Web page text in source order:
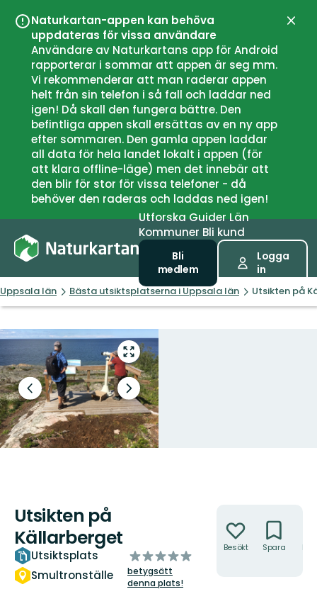
Naturkartan-appen kan behöva
uppdateras för vissa användare
Användare av Naturkartans app för Android
rapporterar i sommar att appen är seg mm.
Vi rekommenderar att man raderar appen
helt från sin telefon i så fall och laddar ned
igen! Då skall den fungera bättre. Den
befintliga appen skall ersättas av en ny app
efter sommaren. Den gamla appen laddar
all data för hela landet lokalt i appen (för
att klara offline-läge) men det innebär att
den blir för stor för vissa telefoner - då
behöver den raderas och laddas ned igen!
UtforskaGuiderLän
Kommuner Bli kund
Bli
medlem
Logga
in
Uppsala län Bästa utsiktsplatserna i Uppsala län Utsikten på
Gå
till
helskärmsläge
Föregående
bild
Nästa
bildspel
Utsikten på
Källarberget
Utsiktsplats
Smultronställe
av
5
stjärnor
betygsätt
denna plats!
Besökt Spara